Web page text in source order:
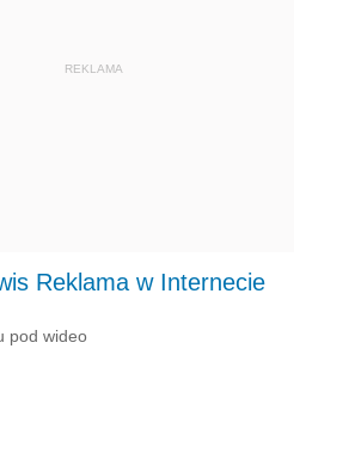
REKLAMA
Reklama w Internecie
pod wideo